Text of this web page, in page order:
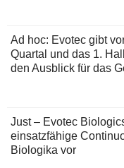
Ad hoc: Evotec gibt
Quartal und das 1.
den Ausblick für das
Just – Evotec
einsatzfähige
Biologika vor